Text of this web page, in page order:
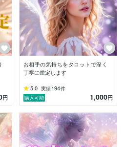
と、
い光が
。
と
く役目があります」
強く、
届きました。
けたい」
ました。
円
お相手の気持ちをタロットで深く
丁寧に鑑定します
5.0 実績194件
購入可能
1,000円